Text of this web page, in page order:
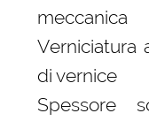
meccanica
Verniciatura
di vernice
Spessore